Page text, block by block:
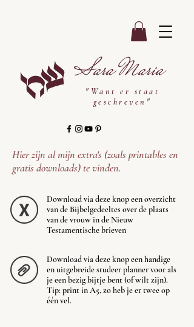
Sara Maria
"Want er staat
geschreven"
Hier zijn al mijn extra's (zoals printables en
gratis downloads) te vinden.
Download via deze knop een overzicht
van de Bijbelgedeeltes over de plaats
van de vrouw in de Nieuw
Testamentische brieven
Download via deze knop een handige
en uitgebreide studeer planner voor als
je een bezig bijtje bent (of wilt zijn).
Tip: print in A5, zo heb je er twee op
één vel.